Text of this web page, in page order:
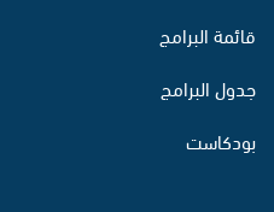
قائمة البرامج
جدول البرامج
بودكاست